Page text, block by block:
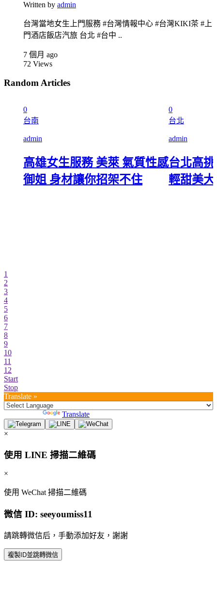
Written by admin
台灣當地女生上門服務 #台灣情報中心 #台灣KIKI茶 #上
門酒店飯店汽旅 台北 #台中 ..
7 個月 ago
72 Views
Random Articles
0
台南
admin
高雄女生服務 美萊 氣質性感
御姐 身材讓你招架不住
0
台北
admin
台北高
輕甜美
1
2
3
4
5
6
7
8
9
10
11
12
Start
Stop
Translate »
Translate
×
使用 LINE 掃描二維碼
×
使用 WeChat 掃描二維碼
微信 ID: seeyoumiss11
請跳轉微信后，手動添加好友，謝謝
複製ID並跳轉微信